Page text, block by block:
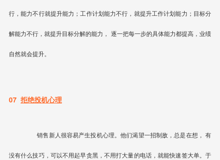
行，能力不行就提升能力；工作计划能力不行，就提升工作计划能力；目标分
解能力不行，就提升目标分解的能力， 逐一把每一步的具体能力都提高，业绩
自然就会提升。
07 拒绝投机心理
销售新人很容易产生投机心理。他们渴望一招制敌，总是在想，有
没有什么技巧，可以不用起早贪黑，不用打大量的电话，就能快速签大单。于